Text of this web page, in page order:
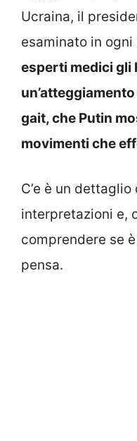
Ucraina, il
esaminato in
esperti medici gli
gait, che Putin
movimenti che
C’e è un
interpretazioni e,
comprendere se
pensa.